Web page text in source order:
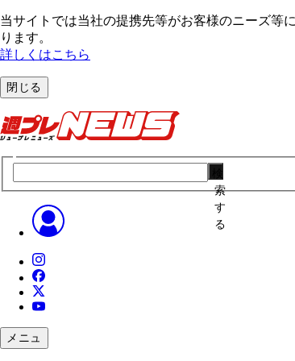
当サイトでは当社の提携先等がお客様のニーズ等
ります。
詳しくはこちら
閉じる
索
す
る
メニュ